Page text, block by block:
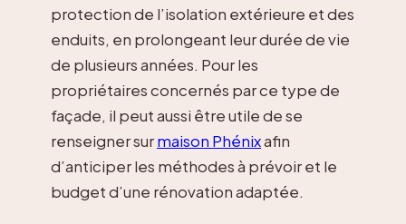
protection de l’isolation extérieure et des
enduits, en prolongeant leur durée de vie
de plusieurs années. Pour les
propriétaires concernés par ce type de
façade, il peut aussi être utile de se
renseigner surmaison Phénixafin
d’anticiper les méthodes à prévoir et le
budget d’une rénovation adaptée.